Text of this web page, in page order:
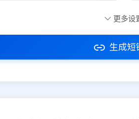
电商平台
免链接被拦截
平
更多设
生成短